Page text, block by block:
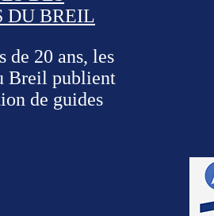
DU BREIL
de 20 ans, les
Breil publient
de guides